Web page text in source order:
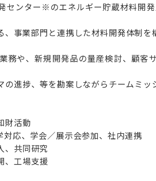
センター※のエネルギー貯蔵材料開
事業部門と連携した材料開発体制
務や、新規開発品の量産検討、顧客
進捗、等を勘案しながらチームミ
財活動
応、学会／展示会参加、社内連携
、共同研究
、工場支援